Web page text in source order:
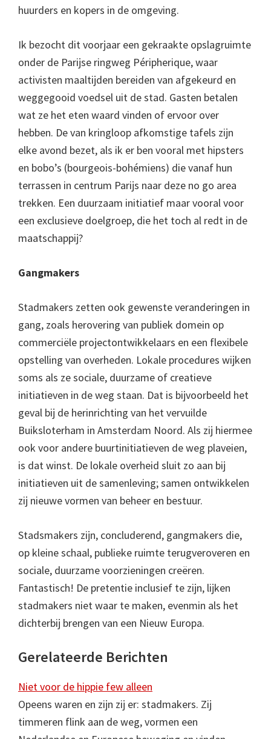
huurders en kopers in de omgeving.
Ik bezocht dit voorjaar een gekraakte opslagruimte
onder de Parijse ringweg Péripherique, waar
activisten maaltijden bereiden van afgekeurd en
weggegooid voedsel uit de stad. Gasten betalen
wat ze het eten waard vinden of ervoor over
hebben. De van kringloop afkomstige tafels zijn
elke avond bezet, als ik er ben vooral met hipsters
en bobo’s (bourgeois-bohémiens) die vanaf hun
terrassen in centrum Parijs naar deze no go area
trekken. Een duurzaam initiatief maar vooral voor
een exclusieve doelgroep, die het toch al redt in de
maatschappij?
Gangmakers
Stadmakers zetten ook gewenste veranderingen in
gang, zoals herovering van publiek domein op
commerciële projectontwikkelaars en een flexibele
opstelling van overheden. Lokale procedures wijken
soms als ze sociale, duurzame of creatieve
initiatieven in de weg staan. Dat is bijvoorbeeld het
geval bij de herinrichting van het vervuilde
Buiksloterham in Amsterdam Noord. Als zij hiermee
ook voor andere buurtinitiatieven de weg plaveien,
is dat winst. De lokale overheid sluit zo aan bij
initiatieven uit de samenleving; samen ontwikkelen
zij nieuwe vormen van beheer en bestuur.
Stadsmakers zijn, concluderend, gangmakers die,
op kleine schaal, publieke ruimte terugveroveren en
sociale, duurzame voorzieningen creëren.
Fantastisch! De pretentie inclusief te zijn, lijken
stadmakers niet waar te maken, evenmin als het
dichterbij brengen van een Nieuw Europa.
Gerelateerde Berichten
Niet voor de hippie few alleen
Opeens waren en zijn zij er: stadmakers. Zij
timmeren flink aan de weg, vormen een